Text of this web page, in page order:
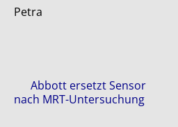
Petra
Posts
Abbott ersetzt Sensor
nach MRT-Untersuchung